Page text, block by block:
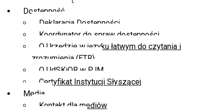
Dostępność
Deklaracja Dostępności
Koordynator do spraw dostępności
O Urzędzie w języku łatwym do czytania i
zrozumienia (ETR)
O UdSKiOR w PJM
Certyfikat Instytucji Słyszącej
Media
Kontakt dla mediów